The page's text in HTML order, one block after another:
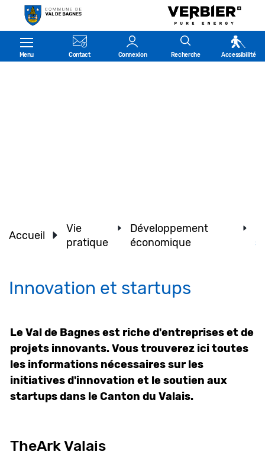
Kopfzeile
Menu Contact Connexion Recherche Accessibilité
Accueil
Vie
pratique
Développement
économique
Innovation et startups
Le Val de Bagnes est riche d'entreprises et de
projets innovants. Vous trouverez ici toutes
les informations nécessaires sur les
initiatives d'innovation et le soutien aux
startups dans le Canton du Valais.
TheArk Valais